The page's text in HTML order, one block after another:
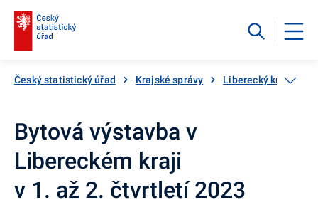
Český statistický úřad Krajské správy Liberecký kraj
Bytová výstavba v
Libereckém kraji
v 1. až 2. čtvrtletí 2023